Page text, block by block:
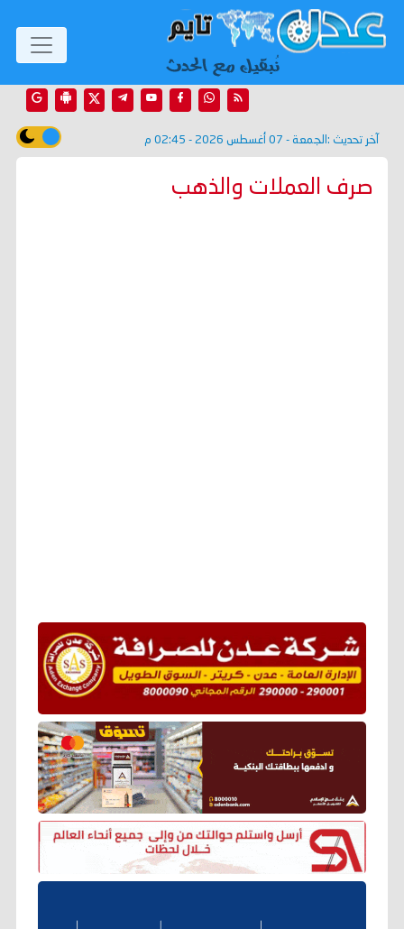
آخر تحديث : الجمعة - 07 أغسطس 2026 - 02:45 م
صرف العملات والذهب